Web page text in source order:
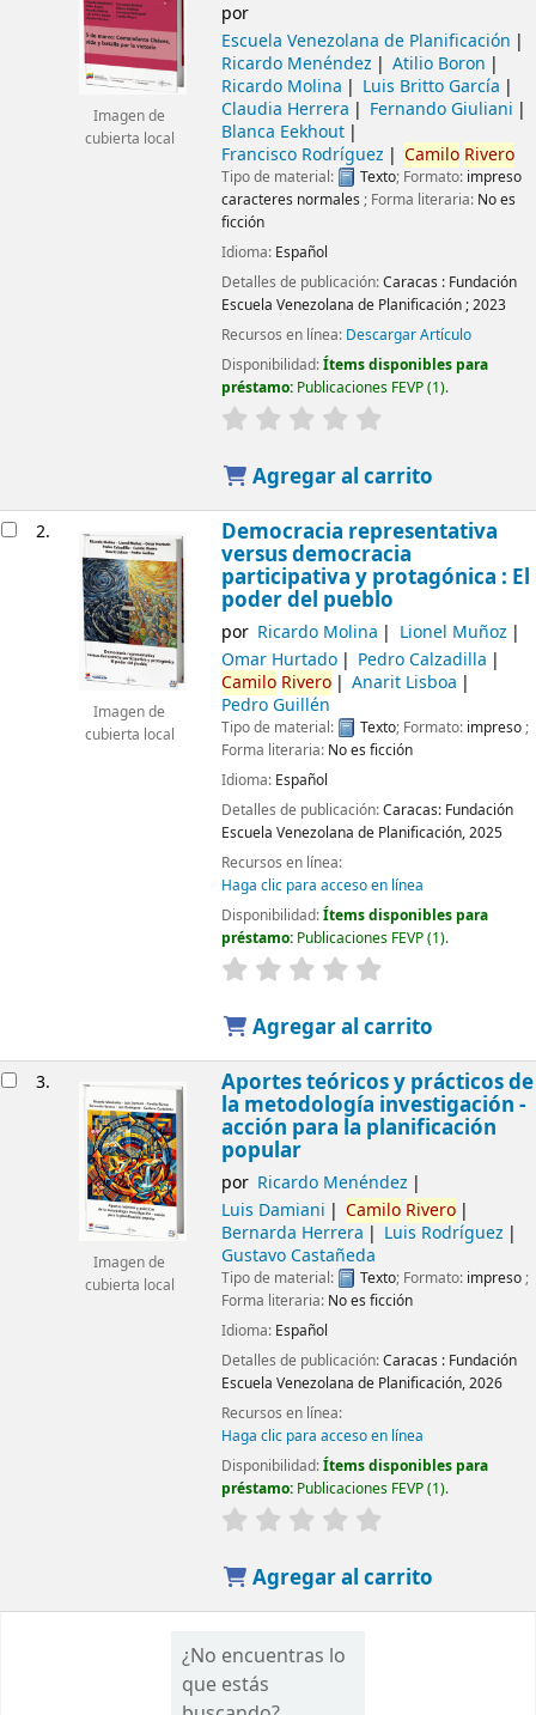
Imagen de
cubierta local
por
Escuela Venezolana de Planificación
Ricardo Menéndez
Atilio Boron
Ricardo Molina
Luis Britto García
Claudia Herrera
Fernando Giuliani
Blanca Eekhout
Francisco Rodríguez
Camilo Rivero
Tipo de material: Texto; Formato: impreso
caracteres normales ; Forma literaria: No es
ficción
Idioma: Español
Detalles de publicación:Caracas : Fundación
Escuela Venezolana de Planificación ;2023
Recursos en línea: Descargar Artículo
Disponibilidad:Ítems disponibles para
préstamo: Publicaciones FEVP(1).
Agregar al carrito
2.
Imagen de
cubierta local
Democracia representativa
versus democracia
participativa y protagónica : El
poder del pueblo
por Ricardo Molina
Lionel Muñoz
Omar Hurtado
Pedro Calzadilla
Camilo Rivero
Anarit Lisboa
Pedro Guillén
Tipo de material: Texto; Formato: impreso ;
Forma literaria: No es ficción
Idioma: Español
Detalles de publicación:Caracas: Fundación
Escuela Venezolana de Planificación,2025
Recursos en línea:
Haga clic para acceso en línea
Disponibilidad:Ítems disponibles para
préstamo: Publicaciones FEVP(1).
Agregar al carrito
3.
Imagen de
cubierta local
Aportes teóricos y prácticos de
la metodología investigación -
acción para la planificación
popular
por Ricardo Menéndez
Luis Damiani
Camilo Rivero
Bernarda Herrera
Luis Rodríguez
Gustavo Castañeda
Tipo de material: Texto; Formato: impreso ;
Forma literaria: No es ficción
Idioma: Español
Detalles de publicación:Caracas : Fundación
Escuela Venezolana de Planificación,2026
Recursos en línea:
Haga clic para acceso en línea
Disponibilidad:Ítems disponibles para
préstamo: Publicaciones FEVP(1).
Agregar al carrito
¿No encuentras lo
que estás